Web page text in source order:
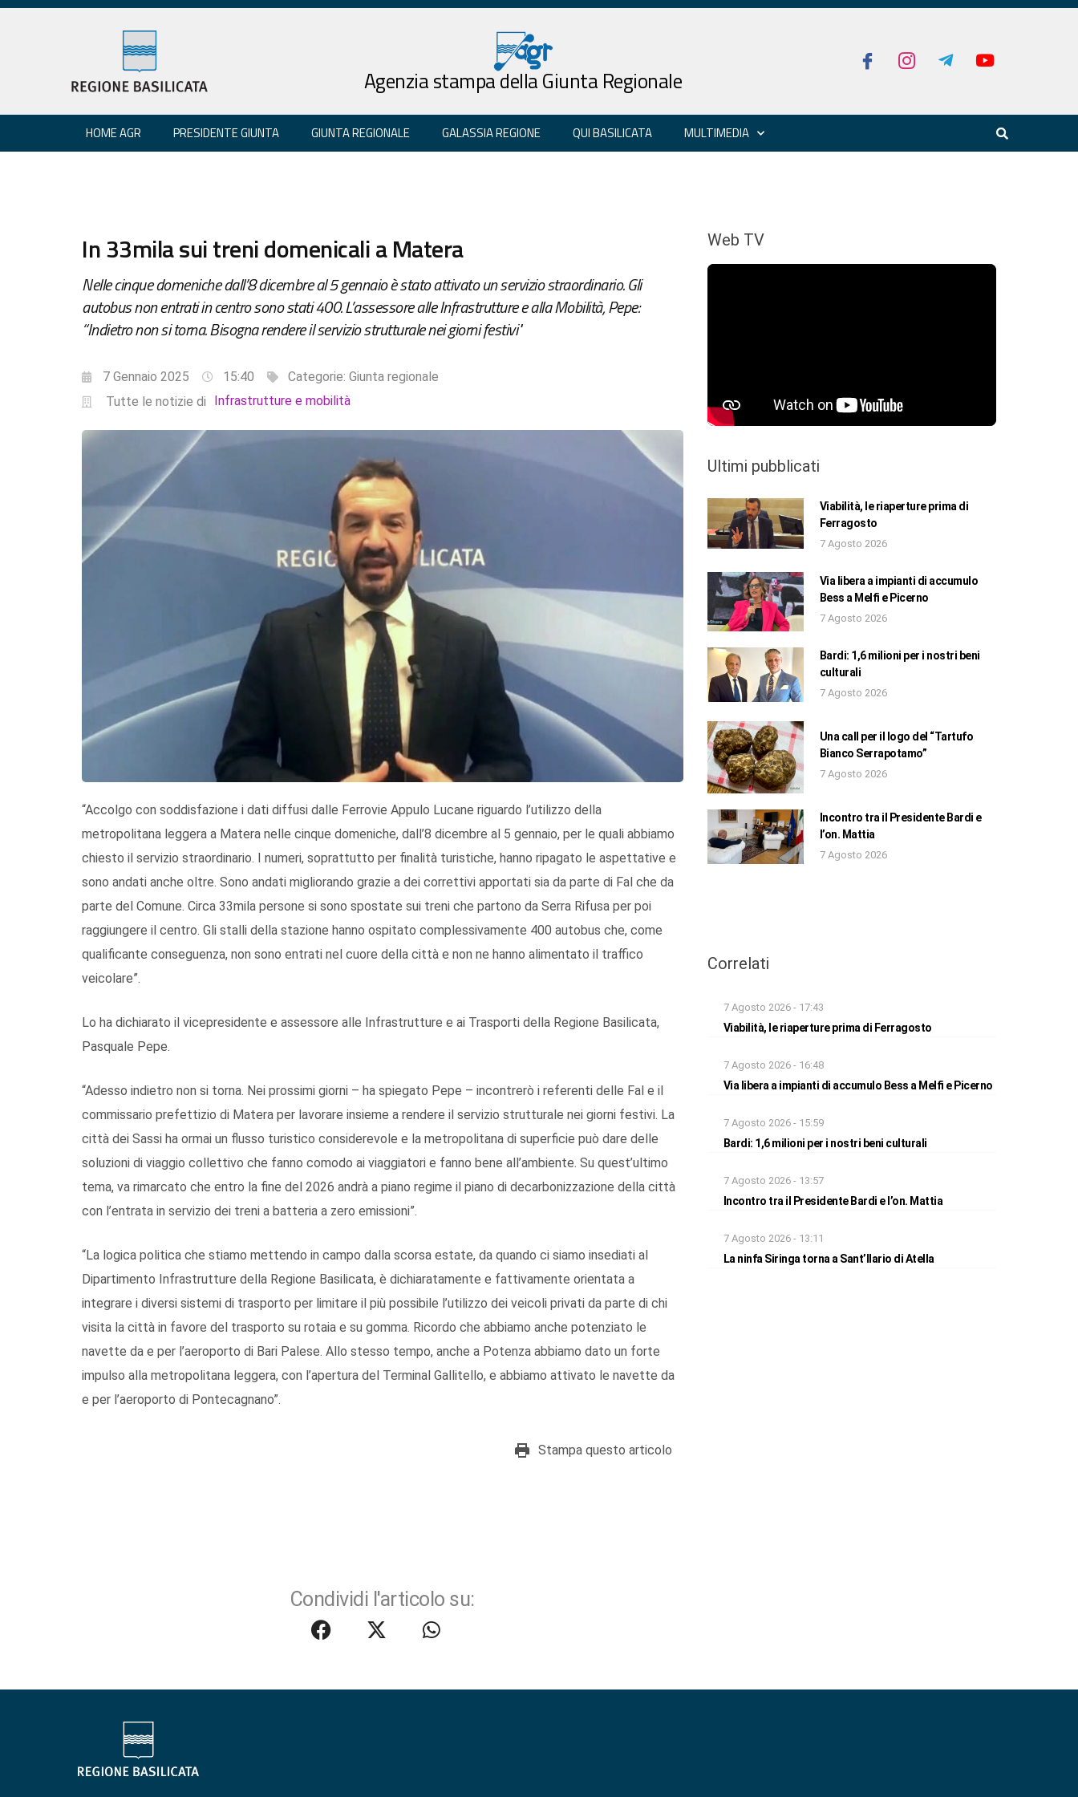
Agenzia stampa della Giunta Regionale
HOME AGR PRESIDENTE GIUNTA GIUNTA REGIONALE GALASSIA REGIONE QUI BASILICATA MULTIMEDIA
In 33mila sui treni domenicali a Matera
Nelle cinque domeniche dall’8 dicembre al 5 gennaio è stato attivato un servizio straordinario. Gli
autobus non entrati in centro sono stati 400. L’assessore alle Infrastrutture e alla Mobilità, Pepe:
“Indietro non si torna. Bisogna rendere il servizio strutturale nei giorni festivi"
7 Gennaio 2025 15:40 Categorie: Giunta regionale
Tutte le notizie di
Infrastrutture e mobilità
“Accolgo con soddisfazione i dati diffusi dalle Ferrovie Appulo Lucane riguardo l’utilizzo della
metropolitana leggera a Matera nelle cinque domeniche, dall’8 dicembre al 5 gennaio, per le quali abbiamo
chiesto il servizio straordinario. I numeri, soprattutto per finalità turistiche, hanno ripagato le aspettative e
sono andati anche oltre. Sono andati migliorando grazie a dei correttivi apportati sia da parte di Fal che da
parte del Comune. Circa 33mila persone si sono spostate sui treni che partono da Serra Rifusa per poi
raggiungere il centro. Gli stalli della stazione hanno ospitato complessivamente 400 autobus che, come
qualificante conseguenza, non sono entrati nel cuore della città e non ne hanno alimentato il traffico
veicolare”.
Lo ha dichiarato il vicepresidente e assessore alle Infrastrutture e ai Trasporti della Regione Basilicata,
Pasquale Pepe.
“Adesso indietro non si torna. Nei prossimi giorni – ha spiegato Pepe – incontrerò i referenti delle Fal e il
commissario prefettizio di Matera per lavorare insieme a rendere il servizio strutturale nei giorni festivi. La
città dei Sassi ha ormai un flusso turistico considerevole e la metropolitana di superficie può dare delle
soluzioni di viaggio collettivo che fanno comodo ai viaggiatori e fanno bene all’ambiente. Su quest’ultimo
tema, va rimarcato che entro la fine del 2026 andrà a piano regime il piano di decarbonizzazione della città
con l’entrata in servizio dei treni a batteria a zero emissioni”.
“La logica politica che stiamo mettendo in campo dalla scorsa estate, da quando ci siamo insediati al
Dipartimento Infrastrutture della Regione Basilicata, è dichiaratamente e fattivamente orientata a
integrare i diversi sistemi di trasporto per limitare il più possibile l’utilizzo dei veicoli privati da parte di chi
visita la città in favore del trasporto su rotaia e su gomma. Ricordo che abbiamo anche potenziato le
navette da e per l’aeroporto di Bari Palese. Allo stesso tempo, anche a Potenza abbiamo dato un forte
impulso alla metropolitana leggera, con l’apertura del Terminal Gallitello, e abbiamo attivato le navette da
e per l’aeroporto di Pontecagnano”.
Stampa questo articolo
Condividi l'articolo su:
Web TV
Ultimi pubblicati
Viabilità, le riaperture prima di
Ferragosto
7 Agosto 2026
Via libera a impianti di accumulo
Bess a Melfi e Picerno
7 Agosto 2026
Bardi: 1,6 milioni per i nostri beni
culturali
7 Agosto 2026
Una call per il logo del “Tartufo
Bianco Serrapotamo”
7 Agosto 2026
Incontro tra il Presidente Bardi e
l’on. Mattia
7 Agosto 2026
Correlati
7 Agosto 2026 - 17:43
Viabilità, le riaperture prima di Ferragosto
7 Agosto 2026 - 16:48
Via libera a impianti di accumulo Bess a Melfi e Picerno
7 Agosto 2026 - 15:59
Bardi: 1,6 milioni per i nostri beni culturali
7 Agosto 2026 - 13:57
Incontro tra il Presidente Bardi e l’on. Mattia
7 Agosto 2026 - 13:11
La ninfa Siringa torna a Sant’Ilario di Atella